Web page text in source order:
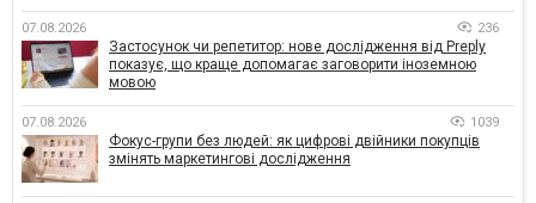
07.08.2026 236
Застосунок чи репетитор: нове дослідження від Preply
показує, що краще допомагає заговорити іноземною
мовою
07.08.2026 1039
Фокус-групи без людей: як цифрові двійники покупців
змінять маркетингові дослідження